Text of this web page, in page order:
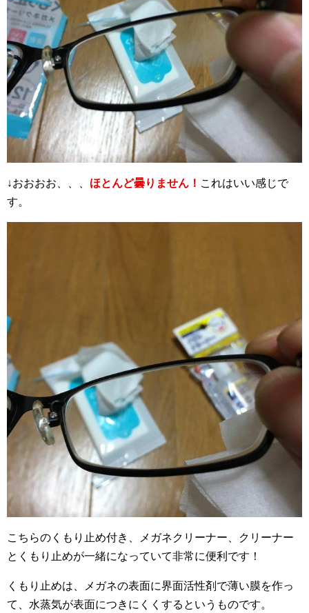
↓おおおお、、、 ほとんど曇りません！ これはいい感じで
す。
こちらのくもり止め付き、メガネクリーナー、クリーナー
とくもり止めが一緒になっていて非常に便利です！
くもり止めは、メガネの表面に界面活性剤で薄い膜を作っ
て、水蒸気が表面につきにくくするというものです。